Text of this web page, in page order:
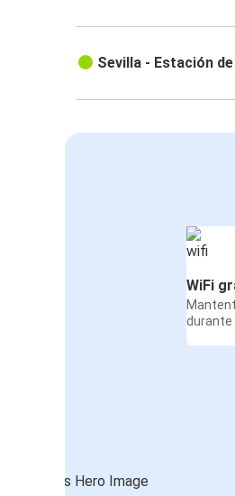
Sevilla - Estación
WiFi
durante